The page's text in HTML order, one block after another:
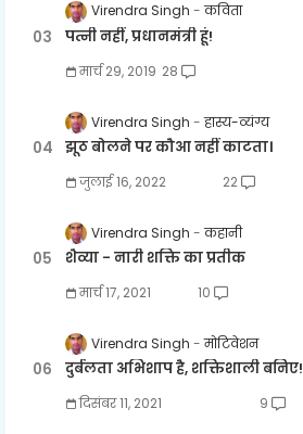
Virendra Singh कविता
पत्नी नहीं, प्रधानमंत्री हूं!
मार्च 29, 2019 28
Virendra Singh हास्य-व्यंग्य
झूठ बोलने पर कौआ नहीं काटता।
जुलाई 16, 2022 22
Virendra Singh कहानी
शैव्या - नारी शक्ति का प्रतीक
मार्च 17, 2021 10
Virendra Singh मोटिवेशन
दुर्बलता अभिशाप है, शक्तिशाली बनिए!
दिसंबर 11, 2021 9